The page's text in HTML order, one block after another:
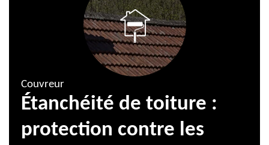
Couvreur
Étanchéité de toiture :
protection contre les